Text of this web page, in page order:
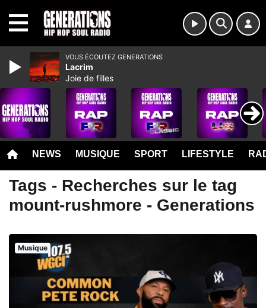
NEWS MUSIQUE SPORT LIFESTYLE
Tags - Recherches sur le tag
mount-rushmore - Generations
Musique
VOUS ÉCOUTEZ GENERATIONS
Lacrim
Joie de filles